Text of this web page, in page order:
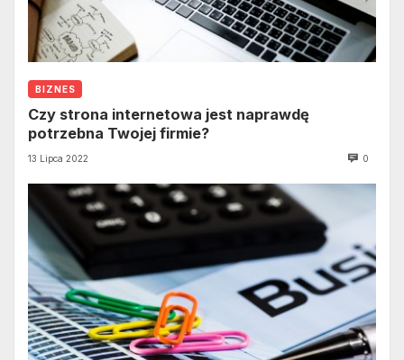
BIZNES
Czy strona internetowa jest naprawdę
potrzebna Twojej firmie?
13 Lipca 2022 0